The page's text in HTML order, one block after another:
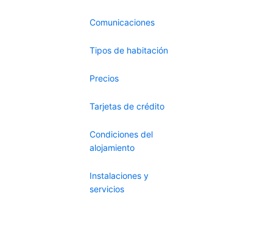
Comunicaciones
Tipos de habitación
Precios
Tarjetas de crédito
Condiciones del
alojamiento
Instalaciones y
servicios